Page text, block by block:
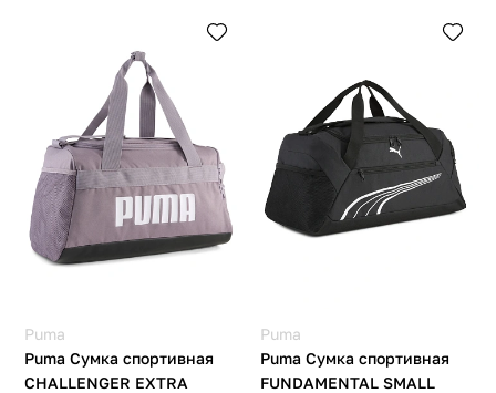
Puma
Puma Сумка спортивная
CHALLENGER EXTRA
Puma
Puma Сумка спортивная
FUNDAMENTAL SMALL